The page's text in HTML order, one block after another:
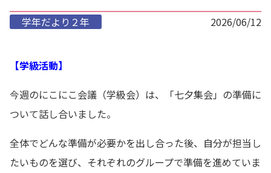
学年だより２年 2026/06/12
【学級活動】
今週のにこにこ会議（学級会）は、「七夕集会」の準備に
ついて話し合いました。
全体でどんな準備が必要かを出し合った後、自分が担当し
たいものを選び、それぞれのグループで準備を進めていま